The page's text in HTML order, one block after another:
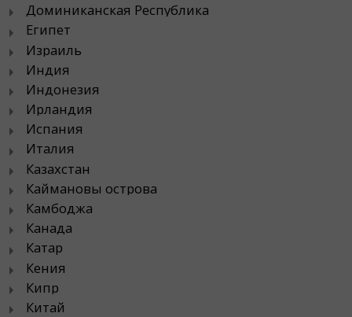
Доминиканская Республика
Египет
Израиль
Индия
Индонезия
Ирландия
Испания
Италия
Казахстан
Каймановы острова
Камбоджа
Канада
Катар
Кения
Кипр
Китай